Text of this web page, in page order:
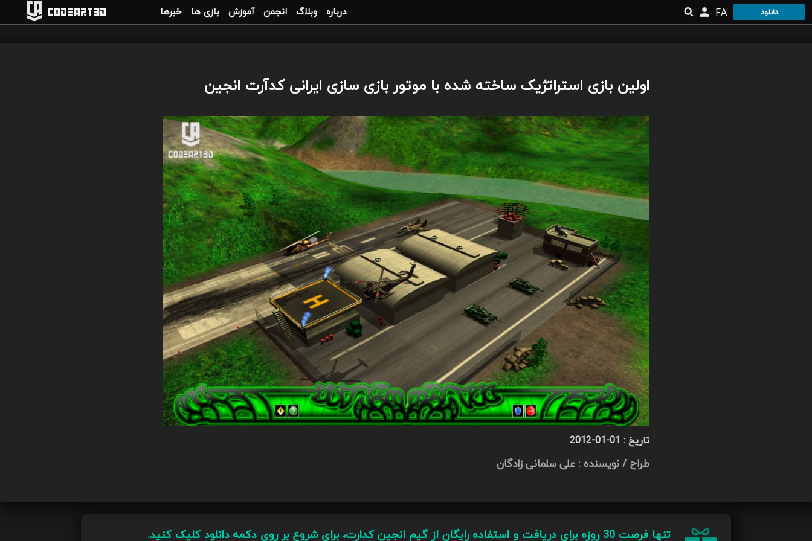
Codeart3D خبرها بازی ها آموزش انجمن وبلاگ درباره FA دانلود
اولین بازی استراتژیک ساخته شده با موتور بازی سازی ایرانی کدآرت انجین
تاریخ : 2012-01-01
طراح / نویسنده : علی سلمانی زادگان
تنها فرصت 30 روزه برای دریافت و استفاده رایگان از گیم انجین کدارت، برای شروع بر روی دکمه دانلود کلیک کنید.